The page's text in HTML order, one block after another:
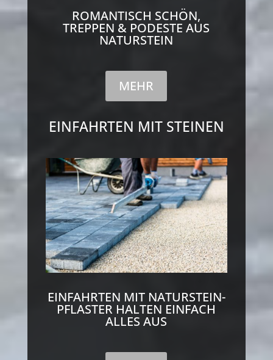
ROMANTISCH SCHÖN,
TREPPEN & PODESTE AUS
NATURSTEIN
MEHR
EINFAHRTEN MIT STEINEN
EINFAHRTEN MIT NATURSTEIN-
PFLASTER HALTEN EINFACH
ALLES AUS